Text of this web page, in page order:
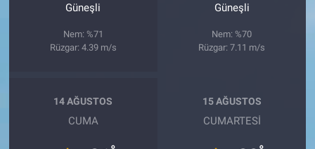
Güneşli
Nem: %71
Rüzgar: 4.39 m/s
Güneşli
Nem: %70
Rüzgar: 7.11 m/s
14 AĞUSTOS
CUMA
15 AĞUSTOS
CUMARTESI